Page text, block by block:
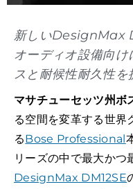
新しいDesignMax
オーディオ設備向
スと耐候性耐久性を
マサチューセッツ州
る空間を変革する世界
るBose Professional
リーズの中で最大かつ
DesignMax DM12SE